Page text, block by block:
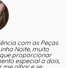
com as Peças
Noite, muito
proporcionar
especial a dois,